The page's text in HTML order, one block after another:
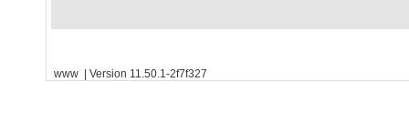
www | Version 11.50.1-2f7f327